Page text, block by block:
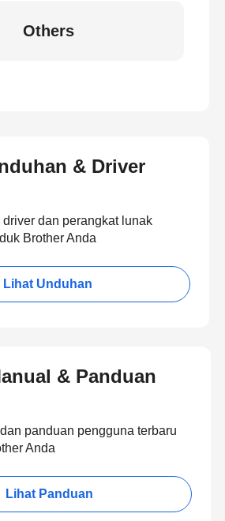
Others
& Driver
dan perangkat lunak
Brother Anda
Lihat Unduhan
& Panduan
panduan pengguna terbaru
Anda
Lihat Panduan